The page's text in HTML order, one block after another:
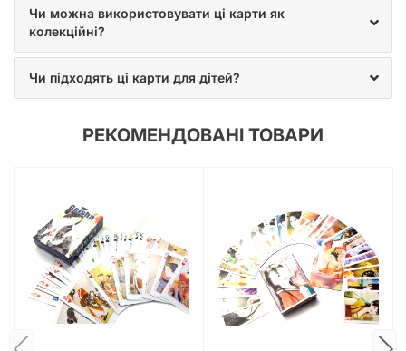
Чи можна використовувати ці карти як
колекційні?
Чи підходять ці карти для дітей?
РЕКОМЕНДОВАНІ ТОВАРИ